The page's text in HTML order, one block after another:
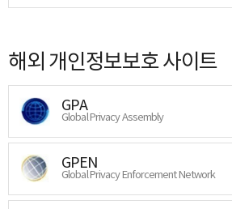
해외 개인정보보호 사이트
GPA
Global Privacy Assembly
GPEN
Global Privacy Enforcement Network